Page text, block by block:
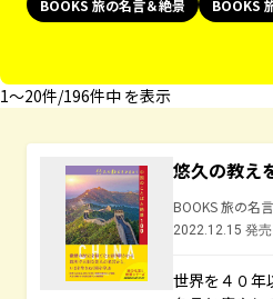
BOOKS 旅の名言＆絶景
BOOKS
1〜20件/196件中 を表示
悠久の教え
BOOKS 旅の名
2022.12.15 発売
世界を４０年